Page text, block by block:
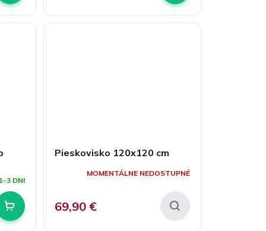
5
hviezdičiek.
3 DNI
Pieskovisko 120x120 cm
MOMENTÁLNE NEDOSTUPNÉ
69,90 €